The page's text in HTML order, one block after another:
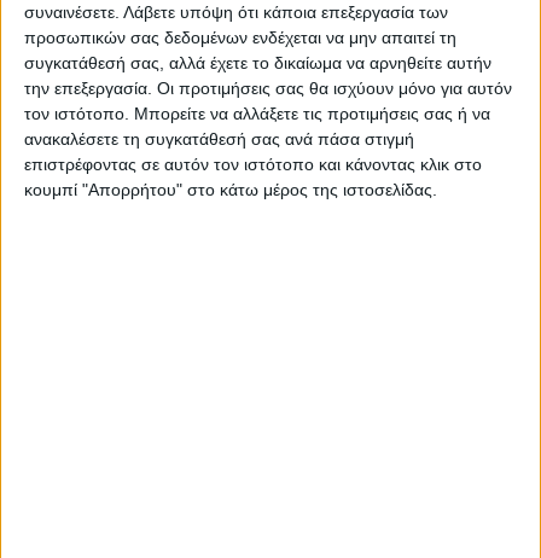
συναινέσετε. Λάβετε υπόψη ότι κάποια επεξεργασία των
προσωπικών σας δεδομένων ενδέχεται να μην απαιτεί τη
συγκατάθεσή σας, αλλά έχετε το δικαίωμα να αρνηθείτε αυτήν
την επεξεργασία. Οι προτιμήσεις σας θα ισχύουν μόνο για αυτόν
τον ιστότοπο. Μπορείτε να αλλάξετε τις προτιμήσεις σας ή να
ανακαλέσετε τη συγκατάθεσή σας ανά πάσα στιγμή
επιστρέφοντας σε αυτόν τον ιστότοπο και κάνοντας κλικ στο
κουμπί "Απορρήτου" στο κάτω μέρος της ιστοσελίδας.
περίοδο έχουν δοσμένες επιταγές προς
είσπραξη από τους προμηθευτές.
«Βρισκόμαστε με την πλάτη στον τοίχο
διότι αυτή την περίοδο τυγχάνει να είναι και
η περίοδος είσπραξης από τους πελάτες
μας!» τονίζουν.
Ζημιές στα καταστήματα